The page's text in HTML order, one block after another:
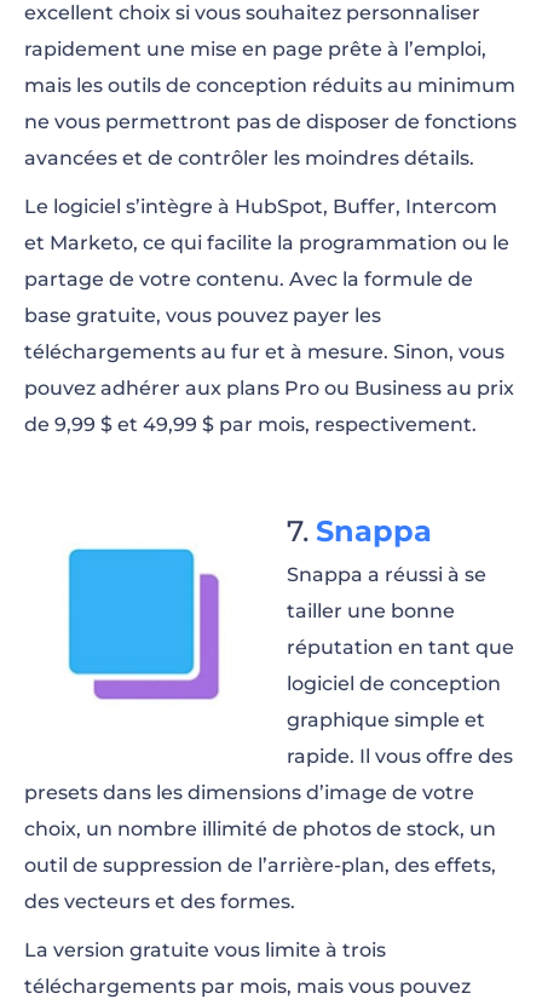
excellent choix si vous souhaitez personnaliser
rapidement une mise en page prête à l’emploi,
mais les outils de conception réduits au minimum
ne vous permettront pas de disposer de fonctions
avancées et de contrôler les moindres détails.
Le logiciel s’intègre à HubSpot, Buffer, Intercom
et Marketo, ce qui facilite la programmation ou le
partage de votre contenu. Avec la formule de
base gratuite, vous pouvez payer les
téléchargements au fur et à mesure. Sinon, vous
pouvez adhérer aux plans Pro ou Business au prix
de 9,99 $ et 49,99 $ par mois, respectivement.
Snappa
Snappa a réussi à se
tailler une bonne
réputation en tant que
logiciel de conception
graphique simple et
rapide. Il vous offre des
presets dans les dimensions d’image de votre
choix, un nombre illimité de photos de stock, un
outil de suppression de l’arrière-plan, des effets,
des vecteurs et des formes.
La version gratuite vous limite à trois
téléchargements par mois, mais vous pouvez